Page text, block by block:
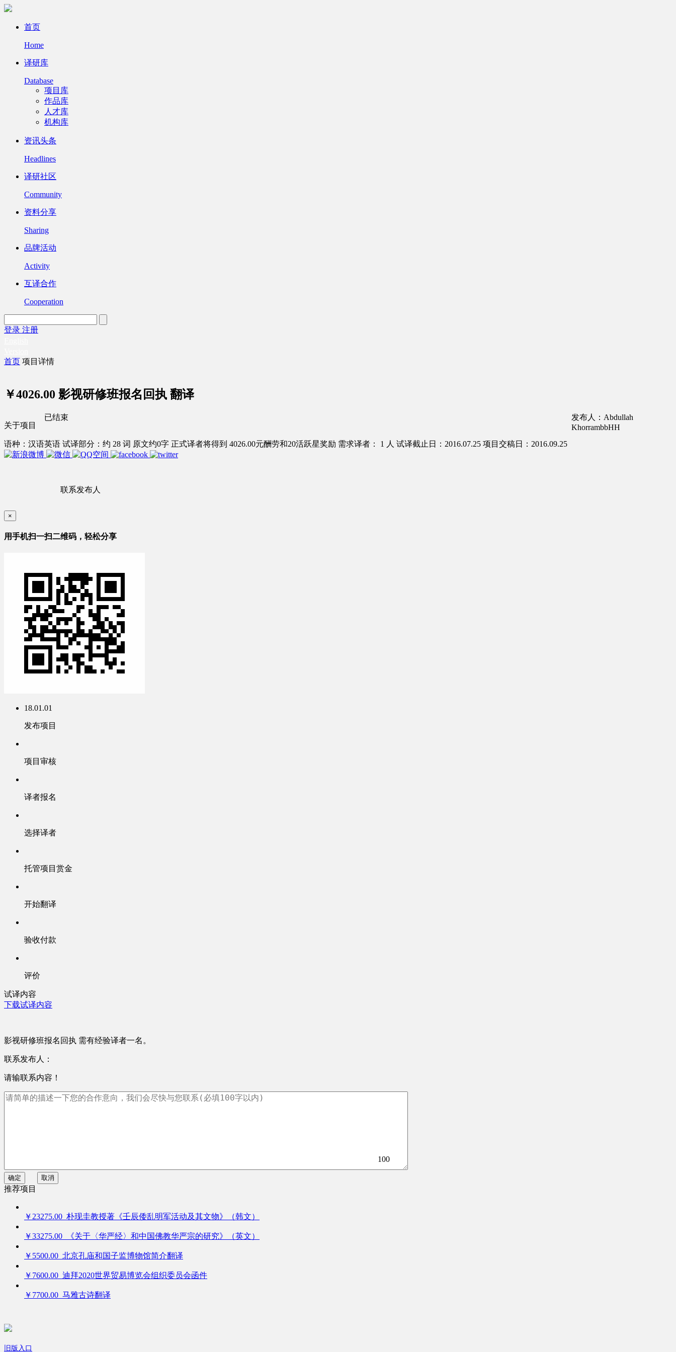
首页
Home
译研库
Database
项目库
作品库
人才库
机构库
资讯头条
Headlines
译研社区
Community
资料分享
Sharing
品牌活动
Activity
互译合作
Cooperation
登录 注册
首页 项目详情
￥4026.00 影视研修班报名回执 翻译
关于项目
发布人：Abdullah
KhorrambbHH
语种：汉语英语 试译部分：约 28 词 原文约0字 正式译者将得到 4026.00元酬劳和20活跃星奖励 需求译者： 1 人 试译截止日：2016.07.25 项目交稿日：2016.09.25
联系发布人
已结束
×
用手机扫一扫二维码，轻松分享
18.01.01
发布项目
项目审核
译者报名
选择译者
托管项目赏金
开始翻译
验收付款
评价
试译内容
下载试译内容
影视研修班报名回执 需有经验译者一名。
联系发布人：
请输联系内容！
100
确定 取消
推荐项目
￥23275.00 朴现圭教授著《壬辰倭乱明军活动及其文物》（韩文）
￥33275.00 《关于〈华严经〉和中国佛教华严宗的研究》（英文）
￥5500.00 北京孔庙和国子监博物馆简介翻译
￥7600.00 迪拜2020世界贸易博览会组织委员会函件
￥7700.00 马雅古诗翻译
旧版入口